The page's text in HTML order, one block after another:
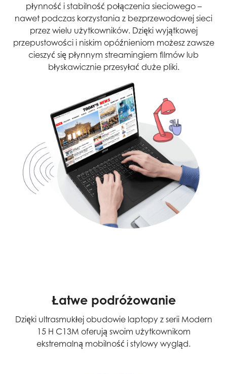
płynność i stabilność połączenia sieciowego –
nawet podczas korzystania z bezprzewodowej sieci
przez wielu użytkowników. Dzięki wyjątkowej
przepustowości i niskim opóźnieniom możesz zawsze
cieszyć się płynnym streamingiem filmów lub
błyskawicznie przesyłać duże pliki.
Łatwe podróżowanie
Dzięki ultrasmukłej obudowie laptopy z serii Modern
15 H C13M oferują swoim użytkownikom
ekstremalną mobilność i stylowy wygląd.